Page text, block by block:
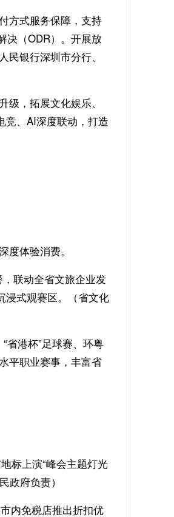
方式服务保障，支持
决（ODR）。开展放
银行深圳市分行、
，拓展文化娱乐、
竞、AI深度联动，打造
体验消费。
，联动全省文旅企业发
浸式观赛区。（省文化
省港杯”足球赛、环粤
平职业赛事，丰富省
标上演“峰会主题灯光
政府负责）
内免税店推出折扣优